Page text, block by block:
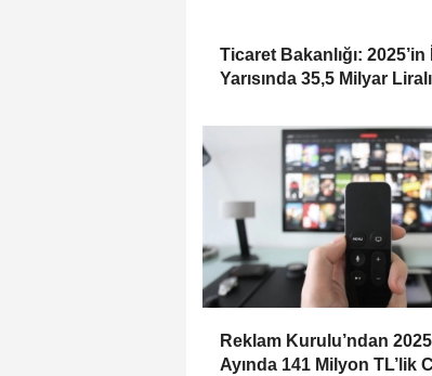
Ticaret Bakanlığı: 2025’in
Yarısında 35,5 Milyar
Reklam Kurulu’ndan
Ayında 141 Milyon TL’lik